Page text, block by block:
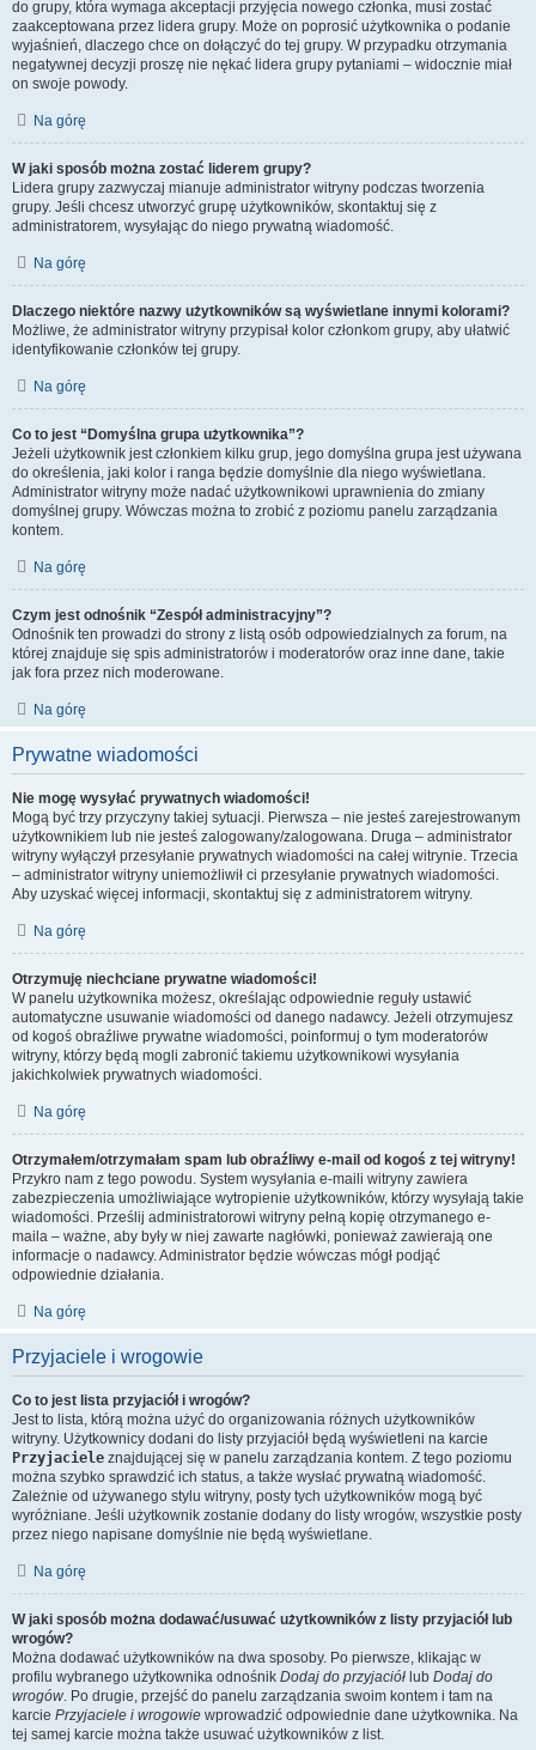
do grupy, która wymaga akceptacji przyjęcia nowego członka, musi zostać
zaakceptowana przez lidera grupy. Może on poprosić użytkownika o podanie
wyjaśnień, dlaczego chce on dołączyć do tej grupy. W przypadku otrzymania
negatywnej decyzji proszę nie nękać lidera grupy pytaniami – widocznie miał
on swoje powody.
Na górę
W jaki sposób można zostać liderem grupy?
Lidera grupy zazwyczaj mianuje administrator witryny podczas tworzenia
grupy. Jeśli chcesz utworzyć grupę użytkowników, skontaktuj się z
administratorem, wysyłając do niego prywatną wiadomość.
Na górę
Dlaczego niektóre nazwy użytkowników są wyświetlane innymi kolorami?
Możliwe, że administrator witryny przypisał kolor członkom grupy, aby ułatwić
identyfikowanie członków tej grupy.
Na górę
Co to jest “Domyślna grupa użytkownika”?
Jeżeli użytkownik jest członkiem kilku grup, jego domyślna grupa jest używana
do określenia, jaki kolor i ranga będzie domyślnie dla niego wyświetlana.
Administrator witryny może nadać użytkownikowi uprawnienia do zmiany
domyślnej grupy. Wówczas można to zrobić z poziomu panelu zarządzania
kontem.
Na górę
Czym jest odnośnik “Zespół administracyjny”?
Odnośnik ten prowadzi do strony z listą osób odpowiedzialnych za forum, na
której znajduje się spis administratorów i moderatorów oraz inne dane, takie
jak fora przez nich moderowane.
Na górę
Prywatne wiadomości
Nie mogę wysyłać prywatnych wiadomości!
Mogą być trzy przyczyny takiej sytuacji. Pierwsza – nie jesteś zarejestrowanym
użytkownikiem lub nie jesteś zalogowany/zalogowana. Druga – administrator
witryny wyłączył przesyłanie prywatnych wiadomości na całej witrynie. Trzecia
– administrator witryny uniemożliwił ci przesyłanie prywatnych wiadomości.
Aby uzyskać więcej informacji, skontaktuj się z administratorem witryny.
Na górę
Otrzymuję niechciane prywatne wiadomości!
W panelu użytkownika możesz, określając odpowiednie reguły ustawić
automatyczne usuwanie wiadomości od danego nadawcy. Jeżeli otrzymujesz
od kogoś obraźliwe prywatne wiadomości, poinformuj o tym moderatorów
witryny, którzy będą mogli zabronić takiemu użytkownikowi wysyłania
jakichkolwiek prywatnych wiadomości.
Na górę
Otrzymałem/otrzymałam spam lub obraźliwy e-mail od kogoś z tej witryny!
Przykro nam z tego powodu. System wysyłania e-maili witryny zawiera
zabezpieczenia umożliwiające wytropienie użytkowników, którzy wysyłają takie
wiadomości. Prześlij administratorowi witryny pełną kopię otrzymanego e-
maila – ważne, aby były w niej zawarte nagłówki, ponieważ zawierają one
informacje o nadawcy. Administrator będzie wówczas mógł podjąć
odpowiednie działania.
Na górę
Przyjaciele i wrogowie
Co to jest lista przyjaciół i wrogów?
Jest to lista, którą można użyć do organizowania różnych użytkowników
witryny. Użytkownicy dodani do listy przyjaciół będą wyświetleni na karcie
Przyjaciele znajdującej się w panelu zarządzania kontem. Z tego poziomu
można szybko sprawdzić ich status, a także wysłać prywatną wiadomość.
Zależnie od używanego stylu witryny, posty tych użytkowników mogą być
wyróżniane. Jeśli użytkownik zostanie dodany do listy wrogów, wszystkie posty
przez niego napisane domyślnie nie będą wyświetlane.
Na górę
W jaki sposób można dodawać/usuwać użytkowników z listy przyjaciół lub
wrogów?
Można dodawać użytkowników na dwa sposoby. Po pierwsze, klikając w
profilu wybranego użytkownika odnośnik Dodaj do przyjaciół lub Dodaj do
wrogów. Po drugie, przejść do panelu zarządzania swoim kontem i tam na
karcie Przyjaciele i wrogowie wprowadzić odpowiednie dane użytkownika. Na
tej samej karcie można także usuwać użytkowników z list.